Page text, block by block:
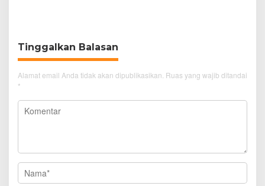
Tinggalkan Balasan
Alamat email Anda tidak akan dipublikasikan. Ruas yang wajib ditandai
*